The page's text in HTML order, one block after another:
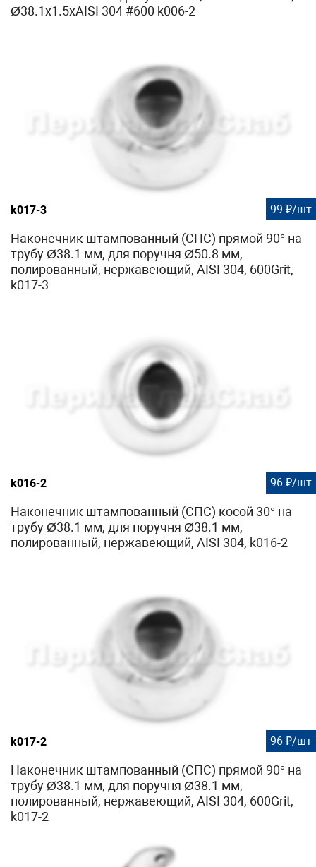
Ø38.1х1.5хAISI 304 #600 k006-2
k017-3 99 ₽/шт
Наконечник штампованный (СПС) прямой 90° на
трубу Ø38.1 мм, для поручня Ø50.8 мм,
полированный, нержавеющий, AISI 304, 600Grit,
k017-3
k016-2 96 ₽/шт
Наконечник штампованный (СПС) косой 30° на
трубу Ø38.1 мм, для поручня Ø38.1 мм,
полированный, нержавеющий, AISI 304, k016-2
k017-2 96 ₽/шт
Наконечник штампованный (СПС) прямой 90° на
трубу Ø38.1 мм, для поручня Ø38.1 мм,
полированный, нержавеющий, AISI 304, 600Grit,
k017-2